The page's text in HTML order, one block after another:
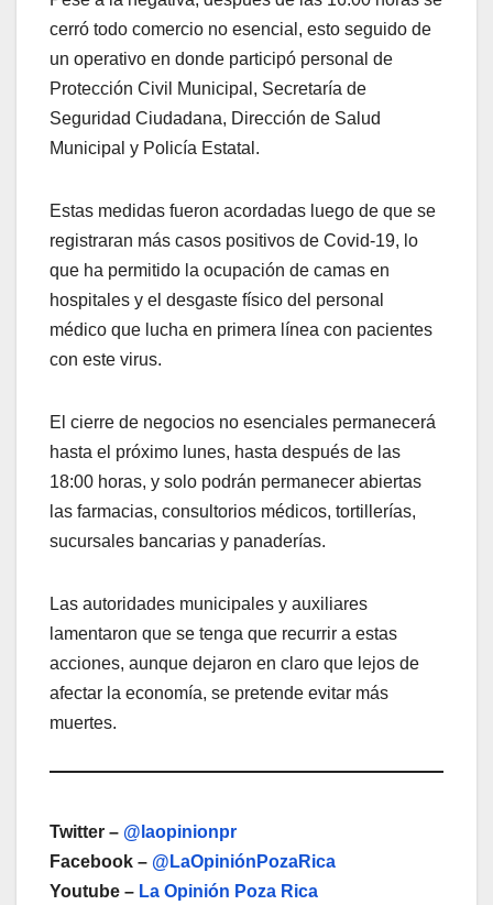
cerró todo comercio no esencial, esto seguido de
un operativo en donde participó personal de
Protección Civil Municipal, Secretaría de
Seguridad Ciudadana, Dirección de Salud
Municipal y Policía Estatal.
Estas medidas fueron acordadas luego de que se
registraran más casos positivos de Covid-19, lo
que ha permitido la ocupación de camas en
hospitales y el desgaste físico del personal
médico que lucha en primera línea con pacientes
con este virus.
El cierre de negocios no esenciales permanecerá
hasta el próximo lunes, hasta después de las
18:00 horas, y solo podrán permanecer abiertas
las farmacias, consultorios médicos, tortillerías,
sucursales bancarias y panaderías.
Las autoridades municipales y auxiliares
lamentaron que se tenga que recurrir a estas
acciones, aunque dejaron en claro que lejos de
afectar la economía, se pretende evitar más
muertes.
Twitter – @laopinionpr
Facebook – @LaOpiniónPozaRica
Youtube – La Opinión Poza Rica